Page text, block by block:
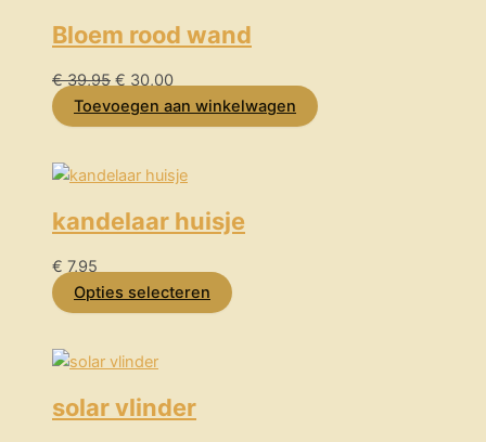
Bloem rood wand
€39,95 € 30,00
Toevoegen aan winkelwagen
kandelaar huisje
€ 7,95
Opties selecteren
solar vlinder